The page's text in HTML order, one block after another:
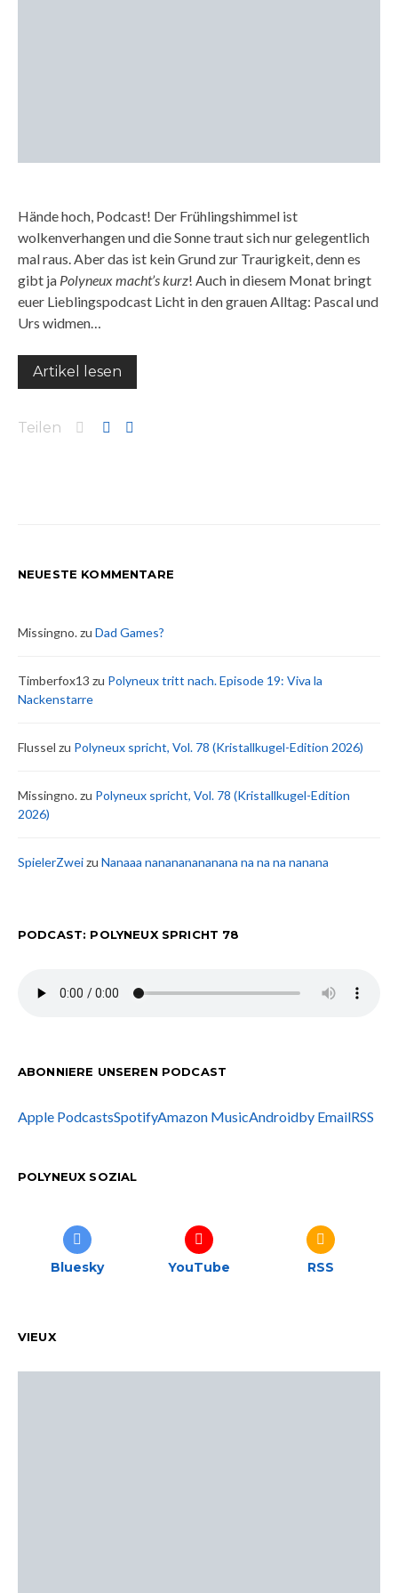
Hände hoch, Podcast! Der Frühlingshimmel ist
wolkenverhangen und die Sonne traut sich nur gelegentlich
mal raus. Aber das ist kein Grund zur Traurigkeit, denn es
gibt ja Polyneux macht’s kurz! Auch in diesem Monat bringt
euer Lieblingspodcast Licht in den grauen Alltag: Pascal und
Urs widmen…
Artikel lesen
Teilen
NEUESTE KOMMENTARE
Missingno.zu Dad Games?
Timberfox13 zu Polyneux tritt nach. Episode 19: Viva la
Nackenstarre
Flussel zu Polyneux spricht, Vol. 78 (Kristallkugel-Edition 2026)
Missingno.zu Polyneux spricht, Vol. 78 (Kristallkugel-Edition
2026)
SpielerZweizu Nanaaa nanananananana na na na nanana
PODCAST: POLYNEUX SPRICHT 78
ABONNIERE UNSEREN PODCAST
Apple PodcastsSpotifyAmazon MusicAndroidby EmailRSS
POLYNEUX SOZIAL
Bluesky YouTube RSS
VIEUX